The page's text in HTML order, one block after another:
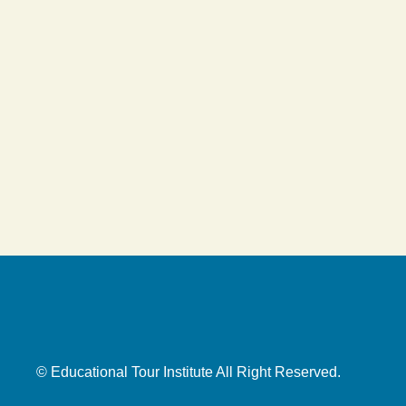
© Educational Tour Institute All Right Reserved.